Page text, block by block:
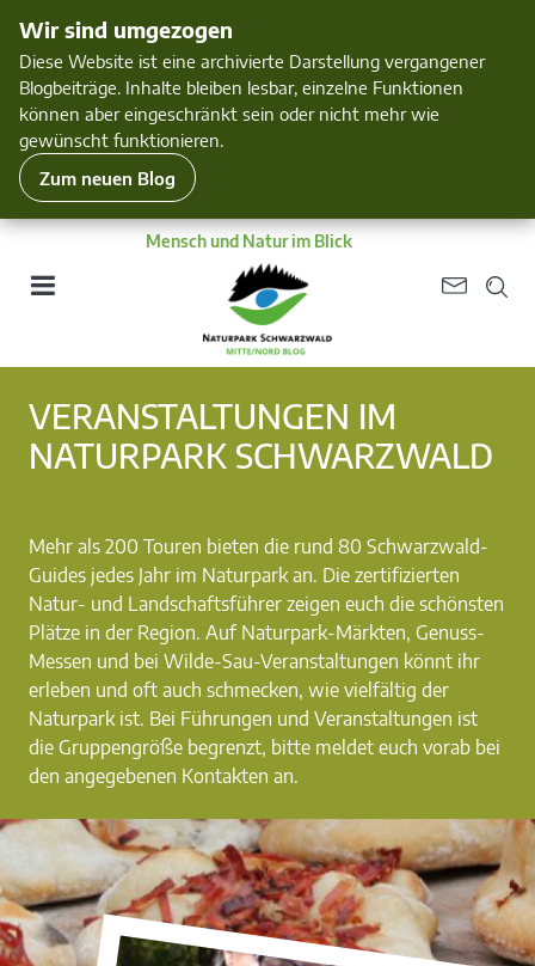
Wir sind umgezogen
Diese Website ist eine archivierte Darstellung vergangener
Blogbeiträge. Inhalte bleiben lesbar, einzelne Funktionen
können aber eingeschränkt sein oder nicht mehr wie
gewünscht funktionieren.
Zum neuen Blog
Mensch und Natur im Blick
VERANSTALTUNGEN IM
NATURPARK SCHWARZWALD
Mehr als 200 Touren bieten die rund 80 Schwarzwald-
Guides jedes Jahr im Naturpark an. Die zertifizierten
Natur- und Landschaftsführer zeigen euch die schönsten
Plätze in der Region. Auf Naturpark-Märkten, Genuss-
Messen und bei Wilde-Sau-Veranstaltungen könnt ihr
erleben und oft auch schmecken, wie vielfältig der
Naturpark ist. Bei Führungen und Veranstaltungen ist
die Gruppengröße begrenzt, bitte meldet euch vorab bei
den angegebenen Kontakten an.